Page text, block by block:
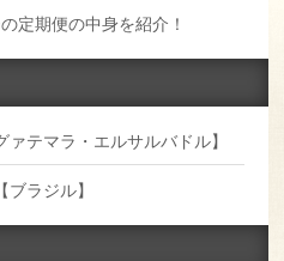
定期便の中身を紹介！
テマラ・エルサルバドル】
ラジル】